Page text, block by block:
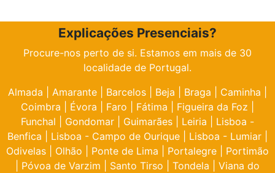
Explicações Presenciais?
Procure-nos perto de si. Estamos em mais de 30
localidade de Portugal.
Almada
Amarante Barcelos Beja Braga Caminha
Coimbra
Évora Faro Fátima Figueira da Foz
Funchal
Gondomar Guimarães Leiria
Lisboa -
Benfica
Lisboa - Campo de Ourique Lisboa - Lumiar
Odivelas
Olhão Ponte de Lima Portalegre
Portimão
Póvoa de Varzim Santo Tirso Tondela
Viana do